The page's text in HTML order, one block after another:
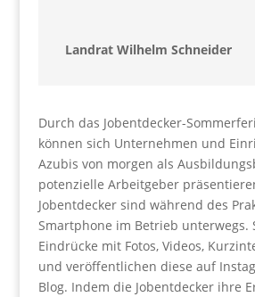
Landrat Wilhelm Schneider
Durch das Jobentdecker-
können sich Unternehmen und
Azubis von morgen als
potenzielle Arbeitgeber
Jobentdecker sind während des
Smartphone im Betrieb unterwegs.
Eindrücke mit Fotos, Videos,
und veröffentlichen diese auf
Blog. Indem die Jobentdecker ihre